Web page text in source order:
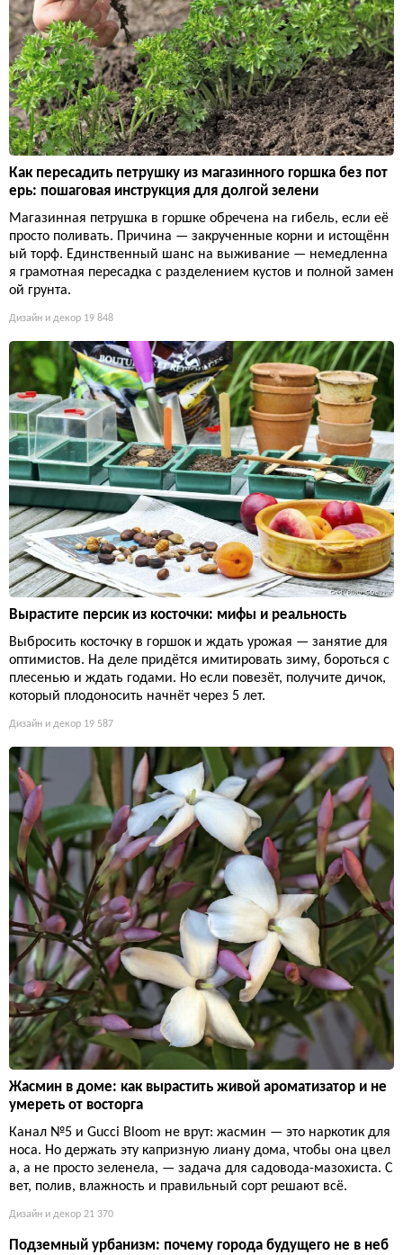
Как пересадить петрушку из магазинного горшка без пот
ерь: пошаговая инструкция для долгой зелени
Магазинная петрушка в горшке обречена на гибель, если её
просто поливать. Причина — закрученные корни и истощённ
ый торф. Единственный шанс на выживание — немедленна
я грамотная пересадка с разделением кустов и полной замен
ой грунта.
Дизайн и декор 19 848
Вырастите персик из косточки: мифы и реальность
Выбросить косточку в горшок и ждать урожая — занятие для
оптимистов. На деле придётся имитировать зиму, бороться с
плесенью и ждать годами. Но если повезёт, получите дичок,
который плодоносить начнёт через 5 лет.
Дизайн и декор 19 587
Жасмин в доме: как вырастить живой ароматизатор и не
умереть от восторга
Канал №5 и Gucci Bloom не врут: жасмин — это наркотик для
носа. Но держать эту капризную лиану дома, чтобы она цвел
а, а не просто зеленела, — задача для садовода-мазохиста. С
вет, полив, влажность и правильный сорт решают всё.
Дизайн и декор 21 370
Подземный урбанизм: почему города будущего не в неб